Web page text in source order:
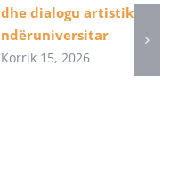
dhe dialogu artistik
ndëruniversitar
Korrik 15, 2026